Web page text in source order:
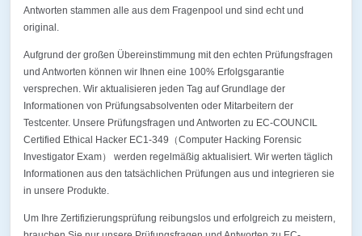
Antworten stammen alle aus dem Fragenpool und sind echt und
original.
Aufgrund der großen Übereinstimmung mit den echten Prüfungsfragen
und Antworten können wir Ihnen eine 100% Erfolgsgarantie
versprechen. Wir aktualisieren jeden Tag auf Grundlage der
Informationen von Prüfungsabsolventen oder Mitarbeitern der
Testcenter. Unsere Prüfungsfragen und Antworten zu EC-COUNCIL
Certified Ethical Hacker EC1-349（Computer Hacking Forensic
Investigator Exam） werden regelmäßig aktualisiert. Wir werten täglich
Informationen aus den tatsächlichen Prüfungen aus und integrieren sie
in unsere Produkte.
Um Ihre Zertifizierungsprüfung reibungslos und erfolgreich zu meistern,